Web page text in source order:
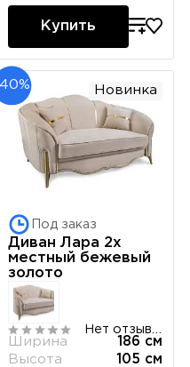
Купить
Новинка
Под заказ
Диван Лара 2х
местный бежевый
золото
Ширина
186 см
Высота
105 см